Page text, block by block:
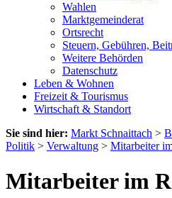
Wahlen
Marktgemeinderat
Ortsrecht
Steuern, Gebühren,
Weitere Behörden
Datenschutz
Leben & Wohnen
Freizeit & Tourismus
Wirtschaft & Standort
Sie sind hier: Markt Schnaittach >
Politik > Verwaltung > Mitarbeiter
Mitarbeiter im